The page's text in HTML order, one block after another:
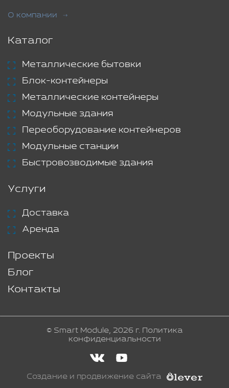
О компании
Каталог
Металлические бытовки
Блок-контейнеры
Металлические контейнеры
Модульные здания
Переоборудование контейнеров
Модульные станции
Быстровозводимые здания
Услуги
Доставка
Аренда
Проекты
Блог
Контакты
© Smart Module, 2026 г. Политика
конфиденциальности
Создание и продвижение сайта